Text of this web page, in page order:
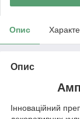
Опис
Опис
Інноваційний